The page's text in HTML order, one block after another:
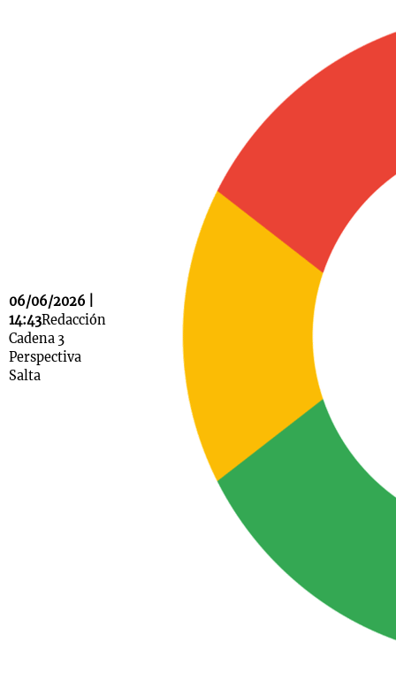
06/06/2026 |
14:43Redacción
Cadena 3
Perspectiva
Salta